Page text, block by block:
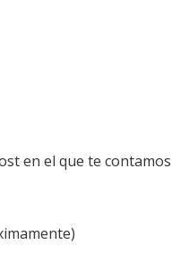
en el que te